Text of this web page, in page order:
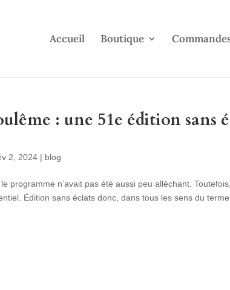
Accueil Boutique
: une 51e édition sans
2, 2024| blog
programme n’avait pas été aussi peu alléchant.
Édition sans éclats donc, dans tous les sens du